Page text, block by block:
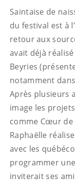
Saintaise de
du festival est à
retour aux
avait déjà
Beyries
notamment
Après plusieurs
image les
comme Cœur de
Raphaëlle
avec les
programmer
inviterait ses